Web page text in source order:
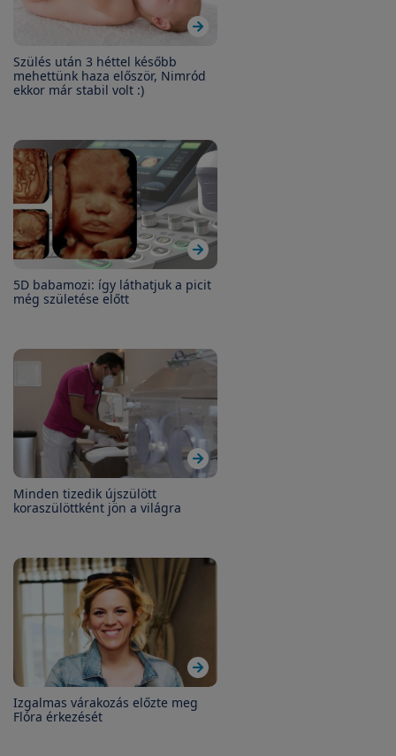
Szülés után 3 héttel később
mehettünk haza először, Nimród
ekkor már stabil volt :)
5D babamozi: így láthatjuk a picit
még születése előtt
Minden tizedik újszülött
koraszülöttként jön a világra
Izgalmas várakozás előzte meg
Flóra érkezését